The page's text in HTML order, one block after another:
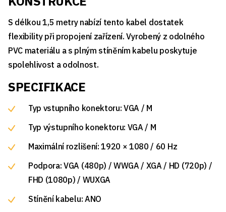
S délkou 1,5 metry nabízí tento kabel dostatek
flexibility při propojení zařízení. Vyrobený z odolného
PVC materiálu a s plným stíněním kabelu poskytuje
spolehlivost a odolnost.
SPECIFIKACE
Typ vstupního konektoru: VGA / M
Typ výstupního konektoru: VGA / M
Maximální rozlišení: 1920 × 1080 / 60 Hz
Podpora: VGA (480p) / WWGA / XGA / HD (720p) /
FHD (1080p) / WUXGA
Stínění kabelu: ANO